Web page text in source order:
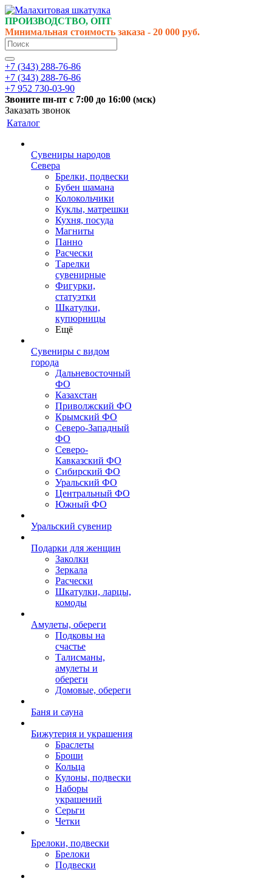
ПРОИЗВОДСТВО, ОПТ
Минимальная стоимость заказа - 20 000 руб.
+7 (343) 288-76-86
+7 (343) 288-76-86
+7 952 730-03-90
Звоните пн-пт с 7:00 до 16:00 (мск)
Заказать звонок
Каталог
Сувениры народов
Севера
Брелки, подвески
Бубен шамана
Колокольчики
Куклы, матрешки
Кухня, посуда
Магниты
Панно
Расчески
Тарелки
сувенирные
Фигурки,
статуэтки
Шкатулки,
купюрницы
Ещё
Сувениры с видом
города
Дальневосточный
ФО
Казахстан
Приволжский ФО
Крымский ФО
Северо-Западный
ФО
Северо-
Кавказский ФО
Сибирский ФО
Уральский ФО
Центральный ФО
Южный ФО
Уральский сувенир
Подарки для женщин
Заколки
Зеркала
Расчески
Шкатулки, ларцы,
комоды
Амулеты, обереги
Подковы на
счастье
Талисманы,
амулеты и
обереги
Домовые, обереги
Баня и сауна
Бижутерия и украшения
Браслеты
Броши
Кольца
Кулоны, подвески
Наборы
украшений
Серьги
Четки
Брелоки, подвески
Брелоки
Подвески